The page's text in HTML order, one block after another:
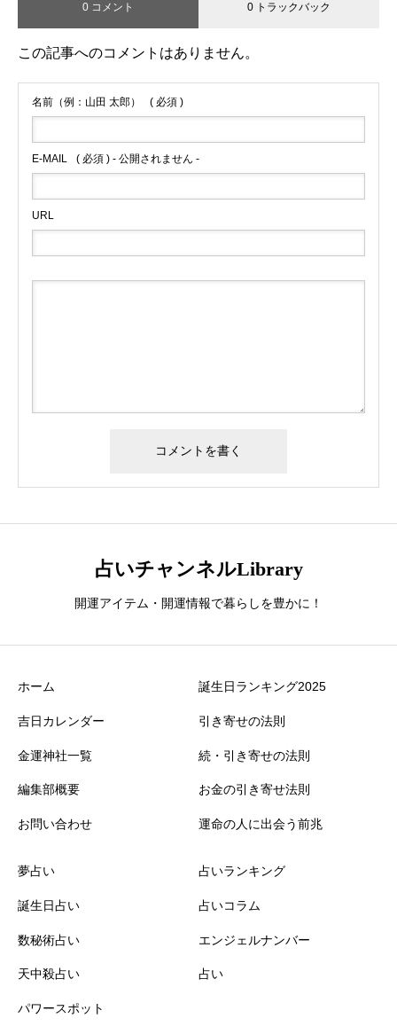
0 コメント 0 トラックバック
この記事へのコメントはありません。
名前（例：山田 太郎） ( 必須 )
E-MAIL ( 必須 ) - 公開されません -
URL
占いチャンネルLibrary
開運アイテム・開運情報で暮らしを豊かに！
ホーム
吉日カレンダー
金運神社一覧
編集部概要
お問い合わせ
誕生日ランキング2025
引き寄せの法則
続・引き寄せの法則
お金の引き寄せ法則
運命の人に出会う前兆
夢占い
誕生日占い
数秘術占い
天中殺占い
パワースポット
占いランキング
占いコラム
エンジェルナンバー
占い